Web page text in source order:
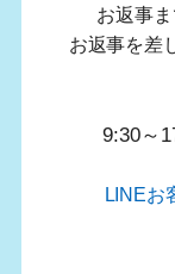
お返事
お返事を差
9:30～
LINEお